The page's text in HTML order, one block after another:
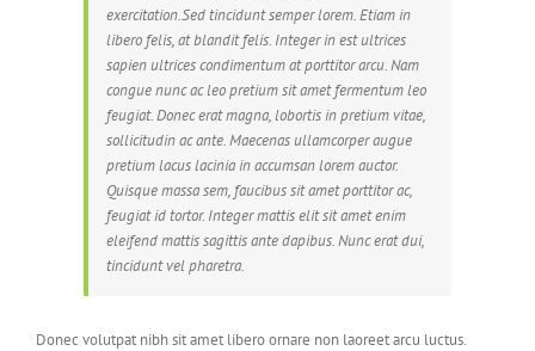
exercitation.Sed tincidunt semper lorem. Etiam in
libero felis, at blandit felis. Integer in est ultrices
sapien ultrices condimentum at porttitor arcu. Nam
congue nunc ac leo pretium sit amet fermentum leo
feugiat. Donec erat magna, lobortis in pretium vitae,
sollicitudin ac ante. Maecenas ullamcorper augue
pretium lacus lacinia in accumsan lorem auctor.
Quisque massa sem, faucibus sit amet porttitor ac,
feugiat id tortor. Integer mattis elit sit amet enim
eleifend mattis sagittis ante dapibus. Nunc erat dui,
tincidunt vel pharetra.
Donec volutpat nibh sit amet libero ornare non laoreet arcu luctus.